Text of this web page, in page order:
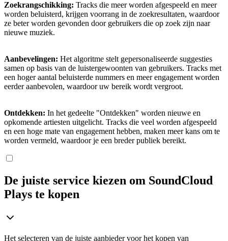
Zoekrangschikking: Tracks die meer worden afgespeeld en meer
worden beluisterd, krijgen voorrang in de zoekresultaten, waardoor
ze beter worden gevonden door gebruikers die op zoek zijn naar
nieuwe muziek.
Aanbevelingen: Het algoritme stelt gepersonaliseerde suggesties
samen op basis van de luistergewoonten van gebruikers. Tracks met
een hoger aantal beluisterde nummers en meer engagement worden
eerder aanbevolen, waardoor uw bereik wordt vergroot.
Ontdekken: In het gedeelte "Ontdekken" worden nieuwe en
opkomende artiesten uitgelicht. Tracks die veel worden afgespeeld
en een hoge mate van engagement hebben, maken meer kans om te
worden vermeld, waardoor je een breder publiek bereikt.
De juiste service kiezen om SoundCloud
Plays te kopen
Het selecteren van de juiste aanbieder voor het kopen van